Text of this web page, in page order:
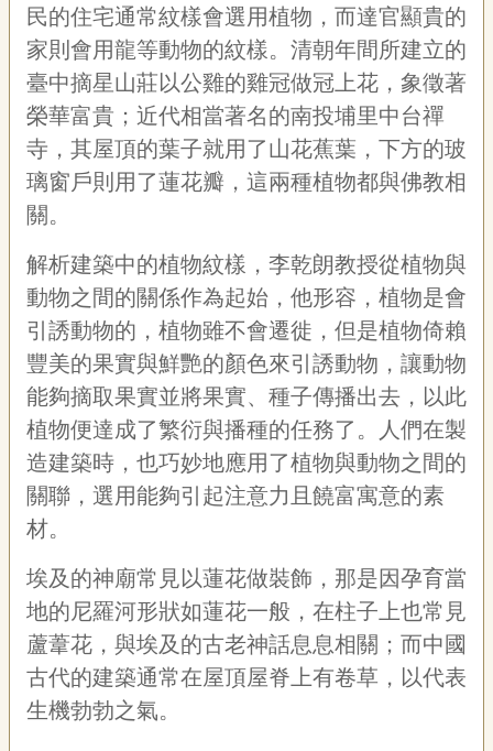
網
站
導
覽
聯
我
們
資
訊
安
全
政
策
資
訊
政
府
網
站
料
開
放
宣
網
民的住宅通常紋樣會選用植物，而達官顯貴的
家則會用龍等動物的紋樣。清朝年間所建立的
臺中摘星山莊以公雞的雞冠做冠上花，象徵著
榮華富貴；近代相當著名的南投埔里中台禪
寺，其屋頂的葉子就用了山花蕉葉，下方的玻
璃窗戶則用了蓮花瓣，這兩種植物都與佛教相
關。
解析建築中的植物紋樣，李乾朗教授從植物與
動物之間的關係作為起始，他形容，植物是會
引誘動物的，植物雖不會遷徙，但是植物倚賴
豐美的果實與鮮艷的顏色來引誘動物，讓動物
能夠摘取果實並將果實、種子傳播出去，以此
植物便達成了繁衍與播種的任務了。人們在製
造建築時，也巧妙地應用了植物與動物之間的
關聯，選用能夠引起注意力且饒富寓意的素
材。
埃及的神廟常見以蓮花做裝飾，那是因孕育當
地的尼羅河形狀如蓮花一般，在柱子上也常見
蘆葦花，與埃及的古老神話息息相關；而中國
古代的建築通常在屋頂屋脊上有卷草，以代表
生機勃勃之氣。